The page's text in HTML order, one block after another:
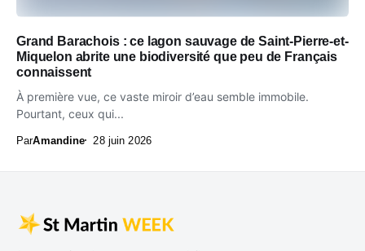
Grand Barachois : ce lagon sauvage de Saint-Pierre-et-
Miquelon abrite une biodiversité que peu de Français
connaissent
À première vue, ce vaste miroir d’eau semble immobile.
Pourtant, ceux qui...
ParAmandine 28 juin 2026